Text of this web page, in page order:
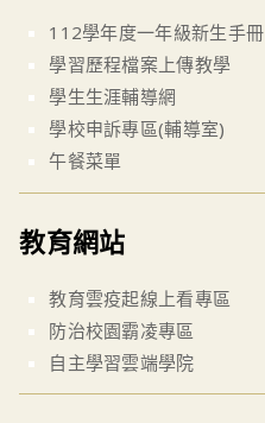
112學年度一年級新生手冊
學習歷程檔案上傳教學
學生生涯輔導網
學校申訴專區(輔導室)
午餐菜單
教育網站
教育雲疫起線上看專區
防治校園霸凌專區
自主學習雲端學院